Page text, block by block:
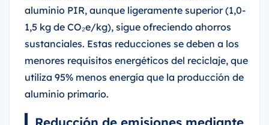
aluminio PIR, aunque ligeramente superior (1,0-
1,5 kg de CO₂e/kg), sigue ofreciendo ahorros
sustanciales. Estas reducciones se deben a los
menores requisitos energéticos del reciclaje, que
utiliza 95% menos energía que la producción de
aluminio primario.
Reducción de emisiones mediante